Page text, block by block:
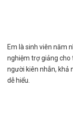
Em là sinh viên năm
nghiệm trợ giảng cho
người kiên nhẫn, khả
dễ hiểu.